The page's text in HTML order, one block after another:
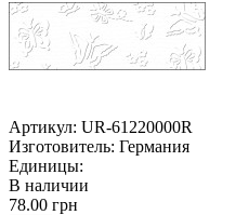
Артикул: UR-61220000R
Изготовитель: Германия
Единицы:
В наличии
78.00 грн